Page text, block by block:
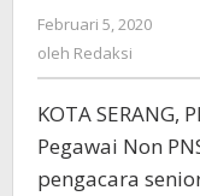
Terkait
Februari 5, 2020
oleh Redaksi
KOTA SERANG,
Pegawai Non
pengacara